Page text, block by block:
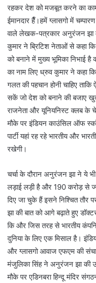
रहकर देश को मजबूत करने का
ईमानदार हैँ।हमें ग्लासगो में
वाले लेखक-पत्रकार अनुरंजन झा
कुमार ने ब्रिटिश नेताओं से कहा
को बनाने में मुख्य भूमिका निभाई है
का नाम लिए ध्रुव कुमार ने कहा
गलत की पहचान होनी चाहिए
सकें जो देश को बनाने की बजाए
राजनेता और यूनियनिस्ट क्लब के
मौके पर इंडियन काउंसिल ऑफ
पार्टी यहां रह रहे भारतीय और
रखेगी।
चर्चा के दौरान अनुरंजन झा ने ये
लड़ाई लड़ी है और 190 करोड़ से
दिए जा चुके हैं इसने निश्चित तौर
झा की बात को आगे बढ़ाते हुए
कि और जिस तरह से भारतीय
दुनिया के लिए एक मिसाल है।
और ग्लासगो आवाज एफएम की
मंजुलिका सिंह ने अनुरंजन झा की
मौके पर एडिनबरा हिन्दू मंदिर